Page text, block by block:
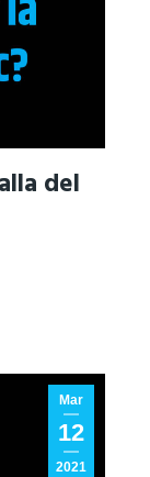
del
Mar
12
2021